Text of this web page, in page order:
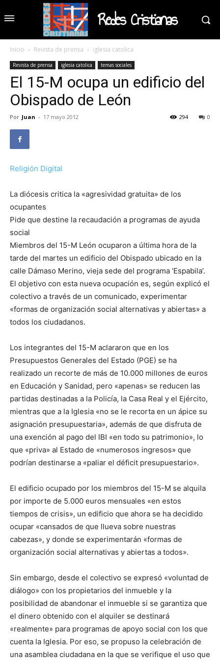
Redes Cristianas
Inicio Revista de prensa iglesia catolica
Revista de prensa iglesia catolica temas sociales
El 15-M ocupa un edificio del
Obispado de León
Por Juan - 17 mayo 2012 0
294
Religión Digital
La diócesis critica la «agresividad gratuita» de los
ocupantes
Pide que destine la recaudación a programas de ayuda
social
Miembros del 15-M León ocuparon a última hora de la
tarde del martes un edificio del Obispado ubicado en la
calle Dámaso Merino, vieja sede del programa ‘Espabila’.
El objetivo con esta nueva ocupación es, según explicó el
colectivo a través de un comunicado, experimentar
«formas de organización social alternativas y abiertas» a
todos los ciudadanos.
Los integrantes del 15-M aclararon que en los
Presupuestos Generales del Estado (PGE) se ha
realizado un recorte de más de 10.000 millones de euros
en Educación y Sanidad, pero «apenas» se reducen las
partidas destinadas a la Policía, la Casa Real y el Ejército,
mientras que a la Iglesia «no se le recorta en un ápice su
asignación presupuestaria», además de que disfruta de
una exención al pago del IBI «en todo su patrimonio», lo
que «priva» al Estado de «numerosos ingresos» que
podrían destinarse a «paliar el déficit presupuestario».
El edificio ocupado por los miembros del 15-M se alquila
por importe de 5.000 euros mensuales «en estos
tiempos de crisis», un edificio que ahora se ha decidido
ocupar «cansados de que llueva sobre nuestras
cabezas», y donde se experimentarán «formas de
organización social alternativas y abiertas a todos».
Sin embargo, desde el colectivo se expresó «voluntad de
diálogo» con los propietarios del inmueble y la
posibilidad de abandonar el inmueble si se garantiza que
el dinero obtenido con el alquiler se destinará
«realmente» para programas de apoyo social con los que
cuenta la Iglesia. Por eso, se propuso la celebración de
una asamblea ciudadana en la que se verifique el uso que